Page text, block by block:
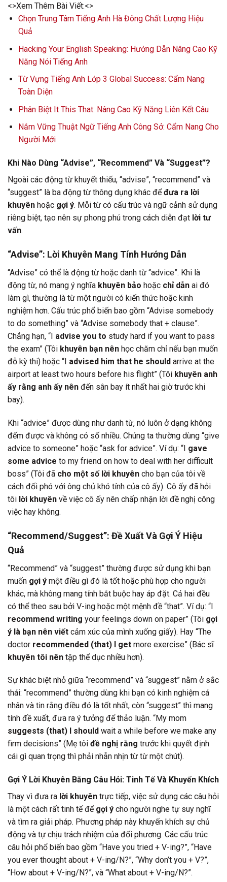
<>Xem Thêm Bài Viết:<>
Chọn Trung Tâm Tiếng Anh Hà Đông Chất Lượng Hiệu
Quả
Hacking Your English Speaking: Hướng Dẫn Nâng Cao Kỹ
Năng Nói Tiếng Anh
Từ Vựng Tiếng Anh Lớp 3 Global Success: Cẩm Nang
Toàn Diện
Phân Biệt It This That: Nâng Cao Kỹ Năng Liên Kết Câu
Nắm Vững Thuật Ngữ Tiếng Anh Công Sở: Cẩm Nang Cho
Người Mới
Khi Nào Dùng “Advise”, “Recommend” Và “Suggest”?
Ngoài các động từ khuyết thiếu, “advise”, “recommend” và
“suggest” là ba động từ thông dụng khác đểđưa ra lời
khuyên hoặc gợi ý. Mỗi từ có cấu trúc và ngữ cảnh sử dụng
riêng biệt, tạo nên sự phong phú trong cách diễn đạt lời tư
vấn.
“Advise”: Lời Khuyên Mang Tính Hướng Dẫn
“Advise” có thể là động từ hoặc danh từ “advice”. Khi là
động từ, nó mang ý nghĩa khuyên bảo hoặc chỉ dẫn ai đó
làm gì, thường là từ một người có kiến thức hoặc kinh
nghiệm hơn. Cấu trúc phổ biến bao gồm “Advise somebody
to do something” và “Advise somebody that + clause”.
Chẳng hạn, “I advise you to study hard if you want to pass
the exam” (Tôi khuyên bạn nên học chăm chỉ nếu bạn muốn
đỗ kỳ thi) hoặc “I advised him that he should arrive at the
airport at least two hours before his flight” (Tôi khuyên anh
ấy rằng anh ấy nên đến sân bay ít nhất hai giờ trước khi
bay).
Khi “advice” được dùng như danh từ, nó luôn ở dạng không
đếm được và không có số nhiều. Chúng ta thường dùng “give
advice to someone” hoặc “ask for advice”. Ví dụ: “I gave
some advice to my friend on how to deal with her difficult
boss” (Tôi đã cho một số lời khuyên cho bạn của tôi về
cách đối phó với ông chủ khó tính của cô ấy). Cô ấy đã hỏi
tôi lời khuyên về việc cô ấy nên chấp nhận lời đề nghị công
việc hay không.
“Recommend/Suggest”: Đề Xuất Và Gợi Ý Hiệu
Quả
“Recommend” và “suggest” thường được sử dụng khi bạn
muốn gợi ý một điều gì đó là tốt hoặc phù hợp cho người
khác, mà không mang tính bắt buộc hay áp đặt. Cả hai đều
có thể theo sau bởi V-ing hoặc một mệnh đề “that”. Ví dụ: “I
recommend writing your feelings down on paper” (Tôi gợi
ý là bạn nên viết cảm xúc của mình xuống giấy). Hay “The
doctor recommended (that) I get more exercise” (Bác sĩ
khuyên tôi nên tập thể dục nhiều hơn).
Sự khác biệt nhỏ giữa “recommend” và “suggest” nằm ở sắc
thái: “recommend” thường dùng khi bạn có kinh nghiệm cá
nhân và tin rằng điều đó là tốt nhất, còn “suggest” thì mang
tính đề xuất, đưa ra ý tưởng để thảo luận. “My mom
suggests (that) I should wait a while before we make any
firm decisions” (Mẹ tôi đề nghị rằng trước khi quyết định
cái gì quan trọng thì phải nhẫn nhịn từ từ một chút).
Gợi Ý Lời Khuyên Bằng Câu Hỏi: Tinh Tế Và Khuyến Khích
Thay vì đưa ra lời khuyên trực tiếp, việc sử dụng các câu hỏi
là một cách rất tinh tế để gợi ý cho người nghe tự suy nghĩ
và tìm ra giải pháp. Phương pháp này khuyến khích sự chủ
động và tự chịu trách nhiệm của đối phương. Các cấu trúc
câu hỏi phổ biến bao gồm “Have you tried + V-ing?”, “Have
you ever thought about + V-ing/N?”, “Why don’t you + V?”,
“How about + V-ing/N?”, và “What about + V-ing/N?”.